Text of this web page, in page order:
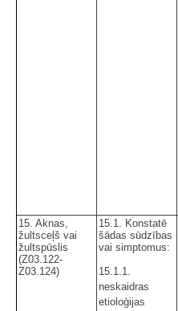
15. Aknas,
žultsceļš vai
žultspūslis
(Z03.122-
Z03.124)
15.1. Konstatē
šādas sūdzības
vai simptomus:
15.1.1.
neskaidras
etioloģijas